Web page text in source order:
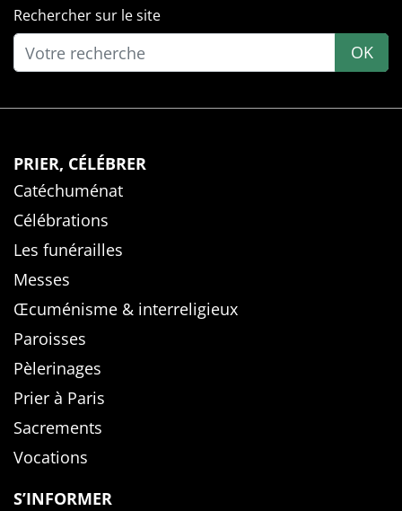
Rechercher sur le site
OK
PRIER, CÉLÉBRER
Catéchuménat
Célébrations
Les funérailles
Messes
Œcuménisme & interreligieux
Paroisses
Pèlerinages
Prier à Paris
Sacrements
Vocations
S’INFORMER